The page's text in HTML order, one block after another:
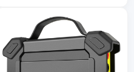
テスト 32 リセット ECUコーデ
ィング